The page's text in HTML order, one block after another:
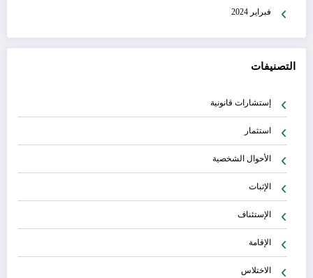
فبراير 2024
التصنيفات
إستشارات قانونية
استثمار
الأحوال الشخصية
الإثبات
الإستئناف
الإقامة
الاختلاس